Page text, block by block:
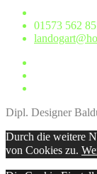
01573 562
Dipl. Designer
Durch die weitere
von Cookies zu.